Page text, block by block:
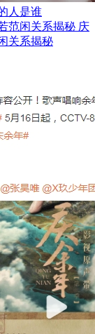
人是谁
庆
关系揭秘